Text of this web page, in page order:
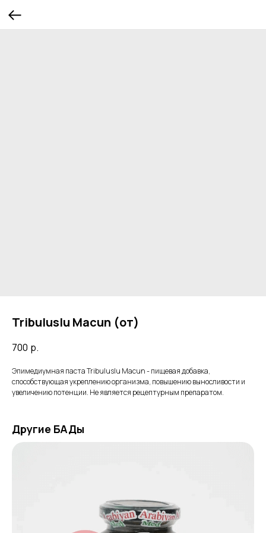
Tribuluslu Macun (от)
700 р.
Эпимедиумная паста Tribuluslu Macun - пищевая добавка,
способствующая укреплению организма, повышению выносливости и
увеличению потенции. Не является рецептурным препаратом.
Другие БАДы